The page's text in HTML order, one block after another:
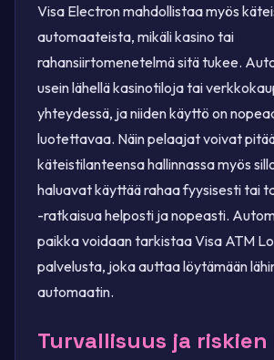
Visa Electron mahdollistaa myös
automaateista, mikäli kasino tai
rahansiirtomenetelmä sitä tukee.
usein lähellä kasinotiloja tai
yhteydessä, ja niiden käyttö on
luotettavaa. Näin pelaajat voivat
käteistilanteensa hallinnassa myös
haluavat käyttää rahaa fyysisesti tai
-ratkaisua helposti ja nopeasti.
paikka voidaan tarkistaa Visa ATM
palvelusta, joka auttaa löytämään
automaatin.
Turvallisuus ja